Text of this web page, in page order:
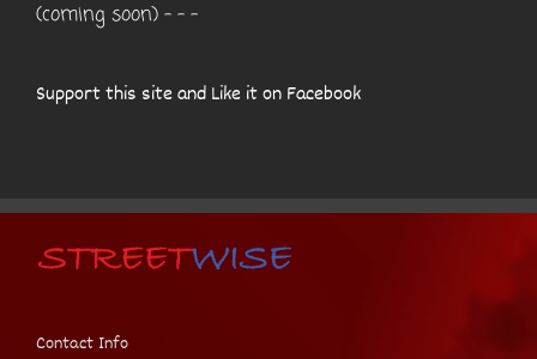
(coming soon) - - -
Support this site and Like it on Facebook
Contact Info